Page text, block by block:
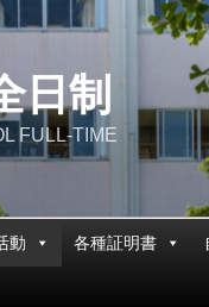
日制
FULL-TIME
動 各種証明書